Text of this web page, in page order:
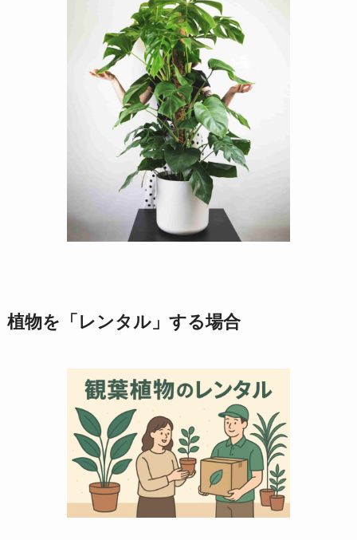
植物を「レンタル」する場合